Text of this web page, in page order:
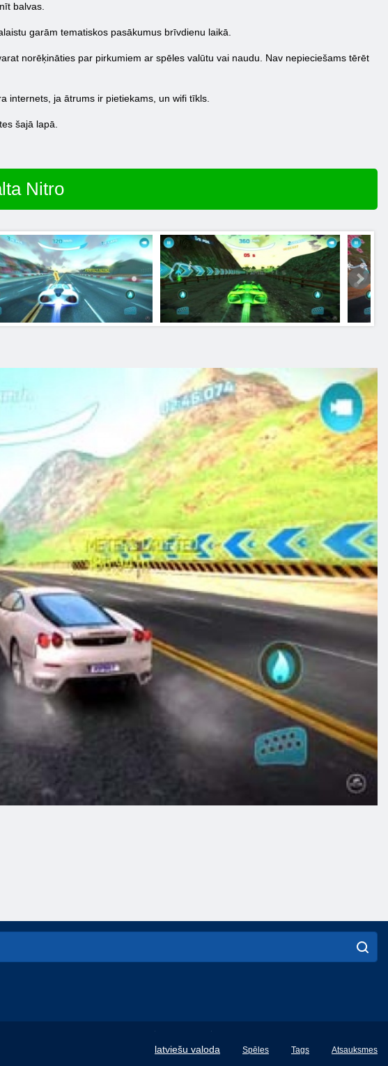
balvas.
garām tematiskos pasākumus brīvdienu laikā.
norēķināties par pirkumiem ar spēles valūtu vai naudu. Nav nepieciešams tērēt
internets, ja ātrums ir pietiekams, un wifi tīkls.
šajā lapā.
Nitro
latviešu valoda
English
Spēles Tags Atsauksmes